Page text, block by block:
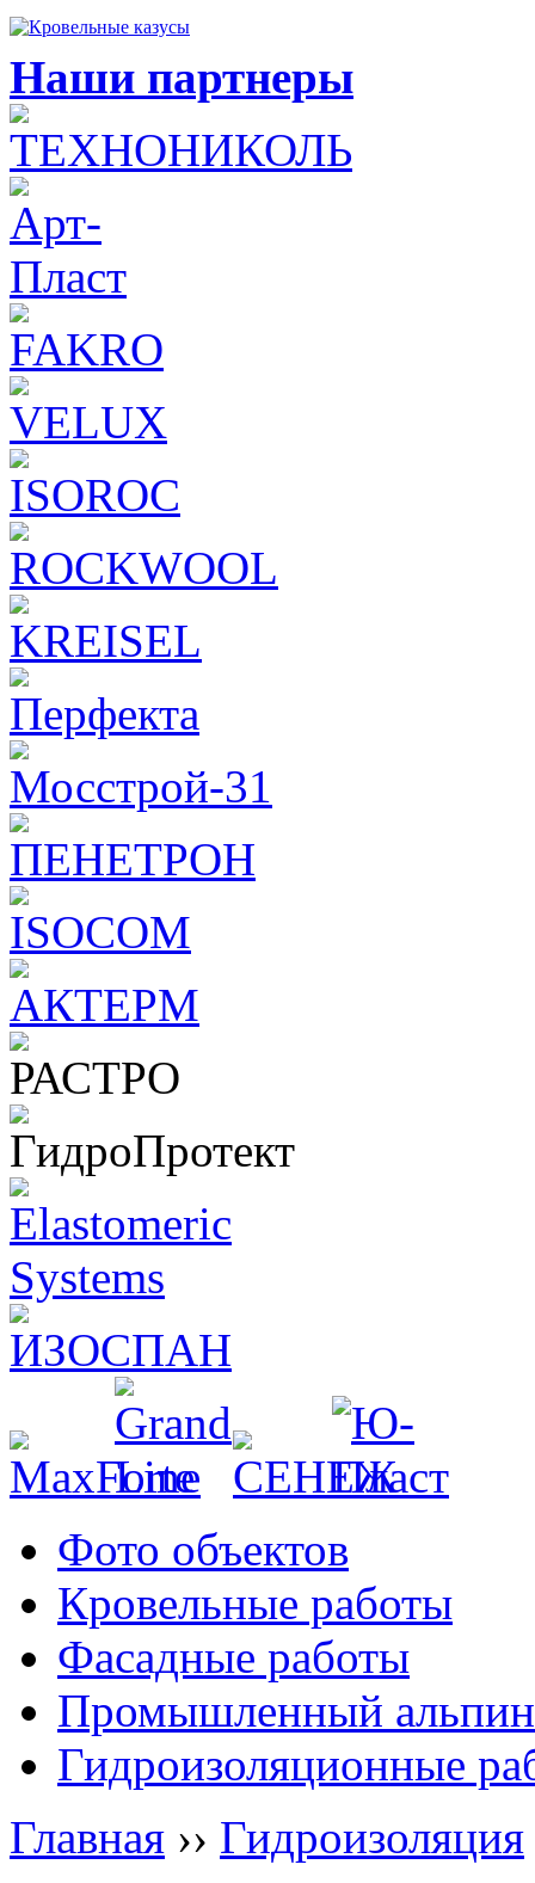
Наши партнеры
Фото объектов
Кровельные работы
Фасадные работы
Промышленный
Гидроизоляционные
Главная ›› Гидроизоляция